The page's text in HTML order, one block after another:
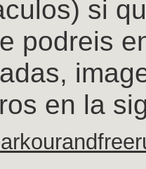
si
podreis
en la